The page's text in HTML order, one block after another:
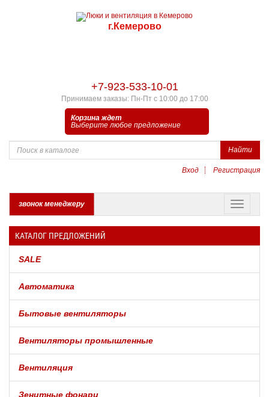
г.Кемерово
+7-923-533-10-01
Принимаем заказы: Пн-Пт с 10:00 до 17:00
Корзина ждет
Выберите любое предложение
Найти
Вход Регистрация
звонок менеджеру
КАТАЛОГ ПРЕДЛОЖЕНИЙ
SALE
Автоматика
Бытовые вентиляторы
Вентиляторы промышленные
Вентиляция
Зенитные фонари